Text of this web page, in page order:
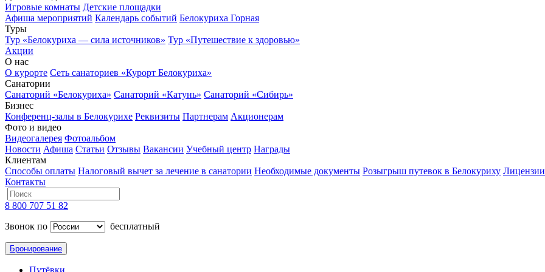
Игровые комнаты Детские площадки
Афиша мероприятий Календарь событий Белокуриха Горная
Туры
Тур «Белокуриха — сила источников» Тур «Путешествие к здоровью»
Акции
О нас
О курорте Сеть санаториев «Курорт Белокуриха»
Санатории
Санаторий «Белокуриха» Санаторий «Катунь» Санаторий «Сибирь»
Бизнес
Конференц-залы в Белокурихе Реквизиты Партнерам Акционерам
Фото и видео
Видеогалерея Фотоальбом
Новости Афиша Статьи Отзывы Вакансии Учебный центр Награды
Клиентам
Способы оплаты Налоговый вычет за лечение в санатории Необходимые документы Розыгрыш путевок в Белокуриху
Контакты
8 800 707 51 82
Звонок по
бесплатный
Бронирование
Путёвки